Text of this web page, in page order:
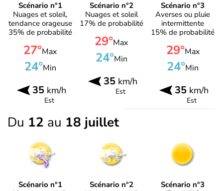
Scénario n°1
Nuages et soleil,
tendance orageuse
35% de probabilité
27°Max
24°Min
35km/h
Est
Scénario n°2
Nuages et soleil
17% de probabilité
29°Max
24°Min
35km/h
Est
Scénario n°3
Averses ou pluie
intermittente
15% de probabilité
29°Max
24°Min
35 km/h
Est
Du 12 au 18 juillet
Scénario n°1
Scénario n°2
Scénario n°3